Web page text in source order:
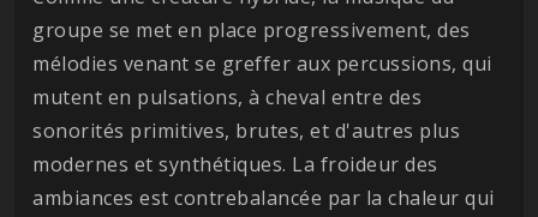
groupe se met en place progressivement, des
mélodies venant se greffer aux percussions, qui
mutent en pulsations, à cheval entre des
sonorités primitives, brutes, et d'autres plus
modernes et synthétiques. La froideur des
ambiances est contrebalancée par la chaleur qui